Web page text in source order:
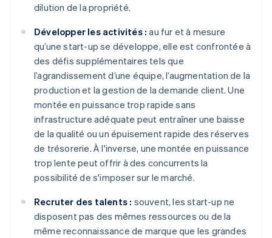
dilution de la propriété.
Développer les activités : au fur et à mesure
qu’une start-up se développe, elle est confrontée à
des défis supplémentaires tels que
l’agrandissement d’une équipe, l’augmentation de la
production et la gestion de la demande client. Une
montée en puissance trop rapide sans
infrastructure adéquate peut entraîner une baisse
de la qualité ou un épuisement rapide des réserves
de trésorerie. À l'inverse, une montée en puissance
trop lente peut offrir à des concurrents la
possibilité de s'imposer sur le marché.
Recruter des talents : souvent, les start-up ne
disposent pas des mêmes ressources ou de la
même reconnaissance de marque que les grandes